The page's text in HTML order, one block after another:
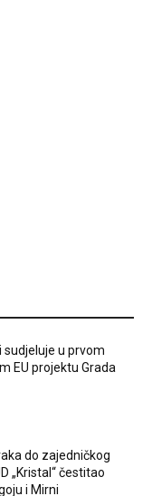
sudjeluje u prvom
EU projektu Grada
do zajedničkog
„Kristal“ čestitao
i Mirni